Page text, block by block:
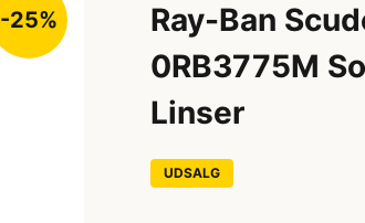
-25%
Ray-Ban
0RB3775M
Linser
UDSALG